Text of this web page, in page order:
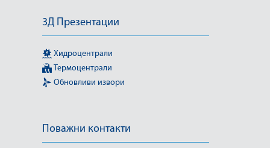
3Д Презентации
Хидроцентрали
Термоцентрали
Обновливи извори
Поважни контакти